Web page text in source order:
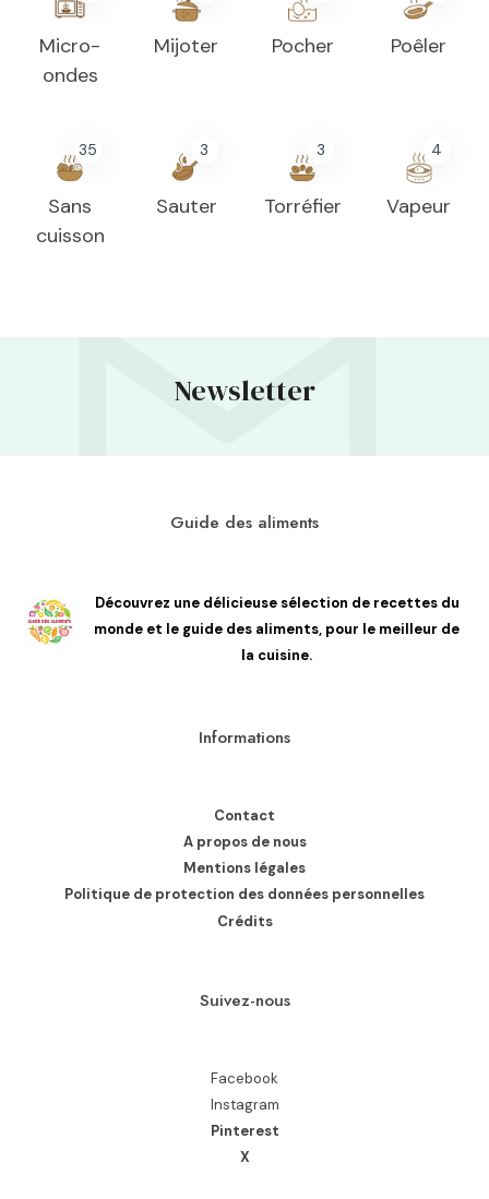
Micro-
ondes
Mijoter Pocher Poêler
35
Sans
cuisson
3
Sauter
3
Torréfier
4
Vapeur
Newsletter
Guide des aliments
Découvrez une délicieuse sélection de recettes du
monde et le guide des aliments, pour le meilleur de
la cuisine.
Informations
Contact
A propos de nous
Mentions légales
Politique de protection des données personnelles
Crédits
Suivez-nous
Facebook
Instagram
Pinterest
X